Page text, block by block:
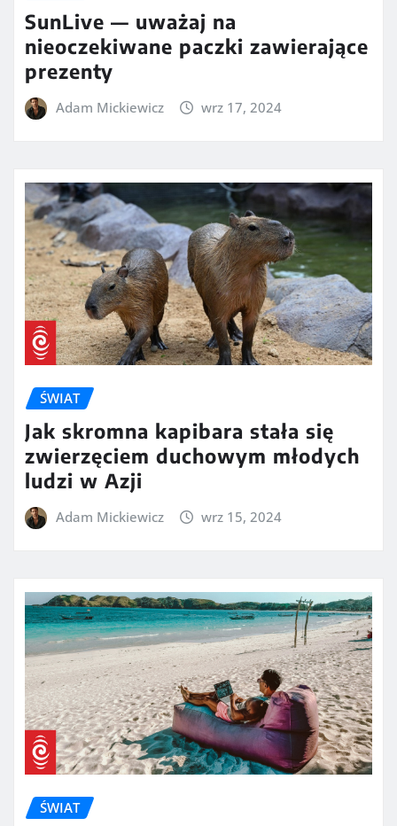
SunLive — uważaj na
nieoczekiwane paczki zawierające
prezenty
Adam Mickiewicz wrz 17, 2024
ŚWIAT
Jak skromna kapibara stała się
zwierzęciem duchowym młodych
ludzi w Azji
Adam Mickiewicz wrz 15, 2024
ŚWIAT